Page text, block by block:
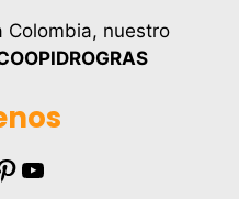
Colombia, nuestro
YouTube